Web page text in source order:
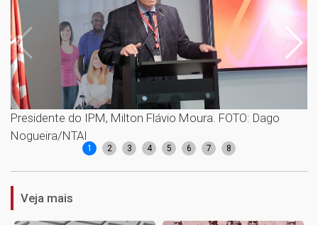
Presidente do IPM, Milton Flávio Moura. FOTO: Dago
Nogueira/NTAI
1 2 3 4 5 6 7 8
Veja mais